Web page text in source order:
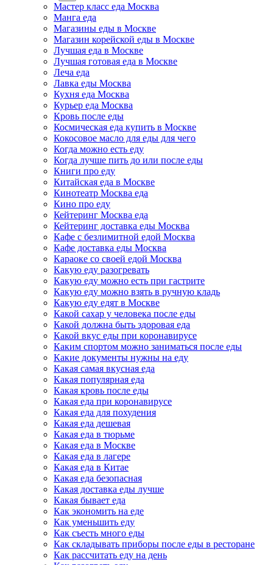
Мастер класс еда Москва
Манга еда
Магазины еды в Москве
Магазин корейской еды в Москве
Лучшая еда в Москве
Лучшая готовая еда в Москве
Леча еда
Лавка еды Москва
Кухня еда Москва
Курьер еда Москва
Кровь после еды
Космическая еда купить в Москве
Кокосовое масло для еды для чего
Когда можно есть еду
Когда лучше пить до или после еды
Книги про еду
Китайская еда в Москве
Кинотеатр Москва еда
Кино про еду
Кейтеринг Москва еда
Кейтеринг доставка еды Москва
Кафе с безлимитной едой Москва
Кафе доставка еды Москва
Караоке со своей едой Москва
Какую еду разогревать
Какую еду можно есть при гастрите
Какую еду можно взять в ручную кладь
Какую еду едят в Москве
Какой сахар у человека после еды
Какой должна быть здоровая еда
Какой вкус еды при коронавирусе
Каким спортом можно заниматься после еды
Какие документы нужны на еду
Какая самая вкусная еда
Какая популярная еда
Какая кровь после еды
Какая еда при коронавирусе
Какая еда для похудения
Какая еда дешевая
Какая еда в тюрьме
Какая еда в Москве
Какая еда в лагере
Какая еда в Китае
Какая еда безопасная
Какая доставка еды лучше
Какая бывает еда
Как экономить на еде
Как уменьшить еду
Как съесть много еды
Как складывать приборы после еды в ресторане
Как рассчитать еду на день